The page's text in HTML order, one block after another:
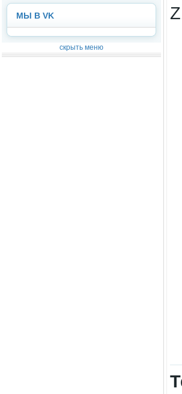
МЫ В VK
скрыть меню